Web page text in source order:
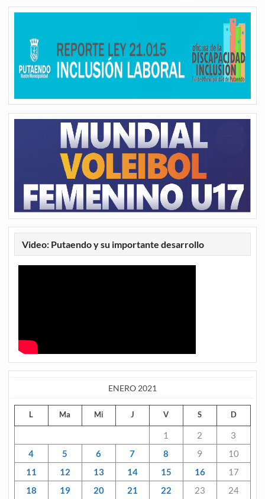
Video: Putaendo y su importante desarrollo
ENERO 2021
L Ma Mi J V S D
1 2
3
4
5 6 7 8 9
10
11
12 13 14 15 16
17
18
19 20 21 22 23 24